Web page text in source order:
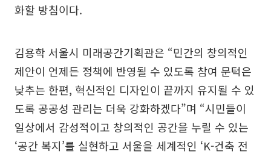
화할 방침이다.
김용학 서울시 미래공간기획관은 “민간의 창의적인
제안이 언제든 정책에 반영될 수 있도록 참여 문턱은
낮추는 한편, 혁신적인 디자인이 끝까지 유지될 수 있
도록 공공성 관리는 더욱 강화하겠다”며 “시민들이
일상에서 감성적이고 창의적인 공간을 누릴 수 있는
‘공간 복지’를 실현하고 서울을 세계적인 ‘K-건축 전